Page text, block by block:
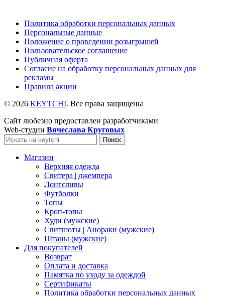
Политика обработки персональных данных
Персональные данные
Положение о проведении розыгрышей
Пользовательское соглашение
Публичная оферта
Согласие на обработку персональных данных для
рекламы
Правила акции
© 2026 KEYTCHI. Все права защищены
Сайт любезно предоставлен разработчиками
Web-студии Вячеслава Круговых
Поиск
Магазин
Верхняя одежда
Свитера | джемпера
Лонгсливы
Футболки
Топы
Кроп-топы
Худи (мужские)
Свитшоты | Анораки (мужские)
Штаны (мужские)
Для покупателей
Возврат
Оплата и доставка
Памятка по уходу за одеждой
Сертификаты
Политика обработки персональных данных